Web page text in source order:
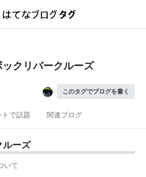
ックリバークルーズ
このタグでブログを書く
トで話題 関連ブログ
ルーズ
いて